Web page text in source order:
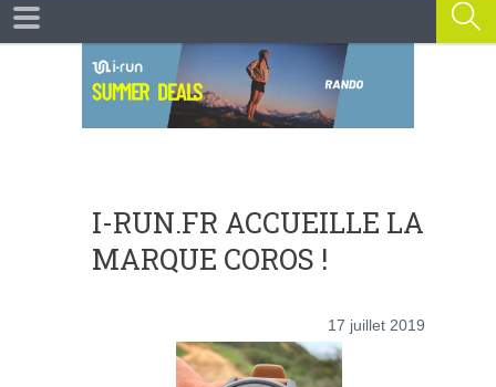
I-RUN.FR ACCUEILLE LA
MARQUE COROS !
17 juillet 2019